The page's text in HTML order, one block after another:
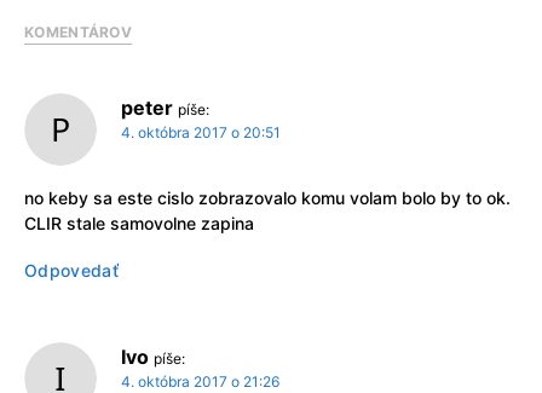
KOMENTÁROV
peter píše:
4. októbra 2017 o 20:51
no keby sa este cislo zobrazovalo komu volam bolo by to ok.
CLIR stale samovolne zapina
Odpovedať
Ivo píše:
4. októbra 2017 o 21:26